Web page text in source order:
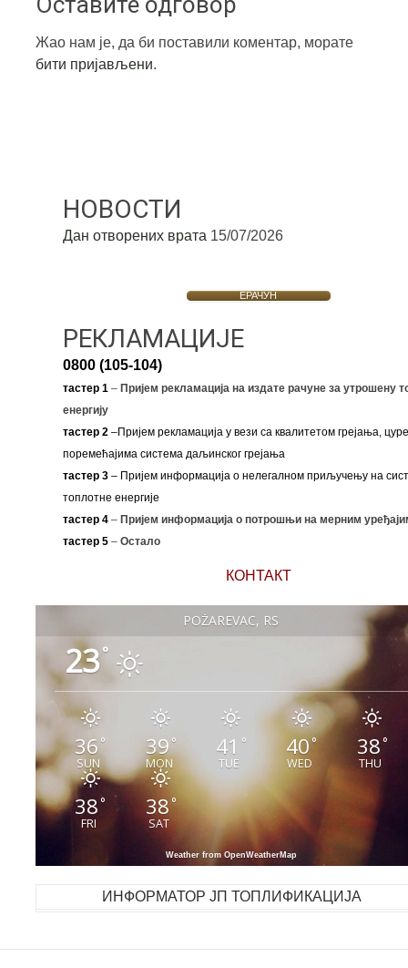
Жао нам је, да би поставили коментар, морате
бити пријављени.
НОВОСТИ
Дан отворених врата 15/07/2026
ЕРАЧУН
РЕКЛАМАЦИЈЕ
0800 (105-104)
тастер 1–Пријем рекламација на издате рачуне за утрошену
енергију
тастер 2–Пријем рекламација у вези са квалитетом грејања,
поремећајима система даљинског грејања
тастер 3– Пријем информација о нелегалном приључењу на
топлотне енергије
тастер 4 – Пријем информација о потрошњи на мерним
тастер 5 – Остало
КОНТАКТ
POŽAREVAC, RS
23°
36°
SUN
39°
MON
41 °
TUE
40°
WED
38°
THU
38°
FRI
38°
SAT
Weather from OpenWeatherMap
ИНФОРМАТОР ЈП ТОПЛИФИКАЦИЈА